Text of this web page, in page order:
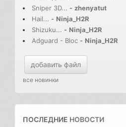
Sniper 3D... - zhenyatut
Hail... - Ninja_H2R
Shizuku... - Ninja_H2R
Adguard - Bloc - Ninja_H2R
добавить файл
все новинки
ПОСЛЕДНИЕ НОВОСТИ